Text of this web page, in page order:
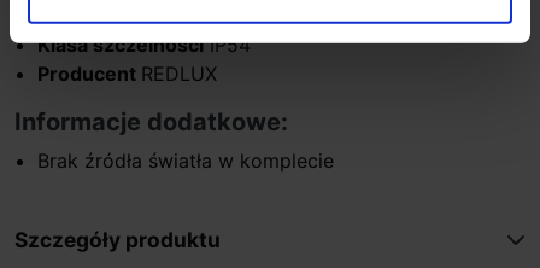
Kolorantracyt, biały, szary
Klasa szczelnościIP54
Producent REDLUX
Informacje dodatkowe:
Brak źródła światła w komplecie
Szczegóły produktu